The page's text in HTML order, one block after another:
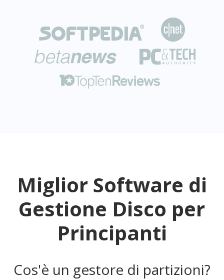
 



Miglior Software di
Gestione Disco per
Principanti
Cos'è un gestore di partizioni?